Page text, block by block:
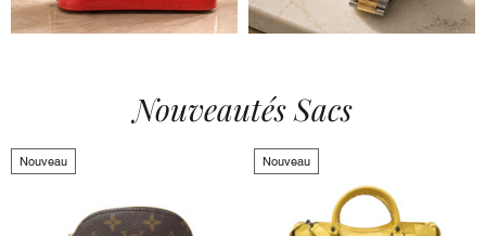
Nouveautés Sacs
Nouveau Nouveau